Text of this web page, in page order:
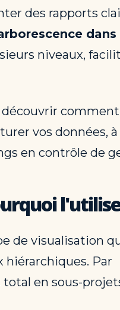
des rapports
niveaux,
découvrir
vos données, à
en contrôle de
de visualisation
Par
en sous-